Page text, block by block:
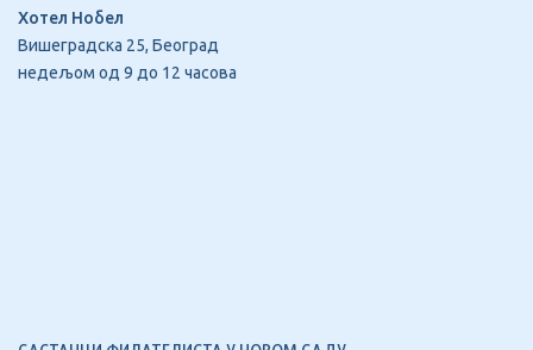
Хотел Нобел
Вишеградска 25, Београд
недељом од 9 до 12 часова